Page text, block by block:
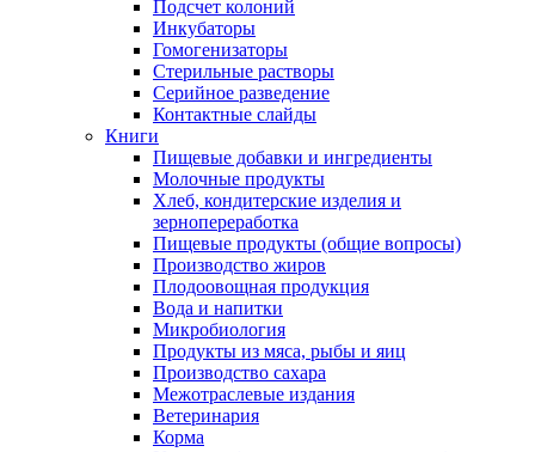
Подсчет колоний
Инкубаторы
Гомогенизаторы
Стерильные растворы
Серийное разведение
Контактные слайды
Книги
Пищевые добавки и ингредиенты
Молочные продукты
Хлеб, кондитерские изделия и
зернопереработка
Пищевые продукты (общие вопросы)
Производство жиров
Плодоовощная продукция
Вода и напитки
Микробиология
Продукты из мяса, рыбы и яиц
Производство сахара
Межотраслевые издания
Ветеринария
Корма